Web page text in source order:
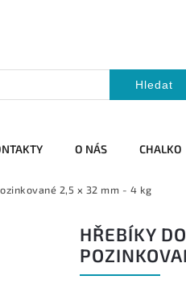
Hledat
O NÁS CHALKO
2,5 x 32 mm - 4 kg
HŘEBÍKY